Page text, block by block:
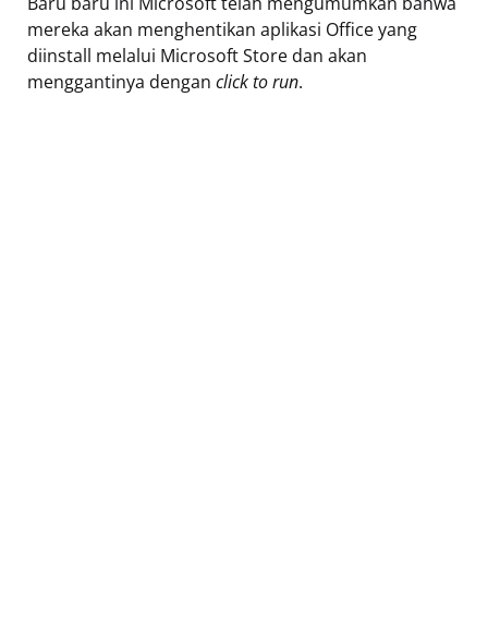
mereka akan menghentikan aplikasi Office yang
diinstall melalui Microsoft Store dan akan
menggantinya dengan click to run.